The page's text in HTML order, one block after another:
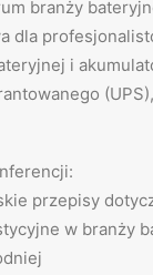
branży
dla
i
przepisy
w branży